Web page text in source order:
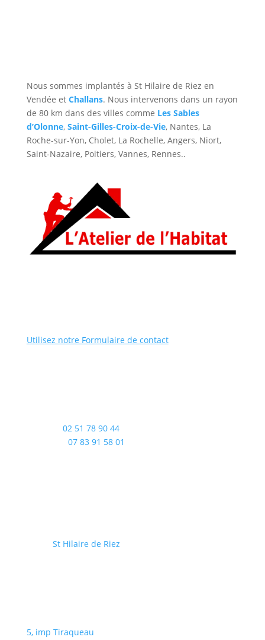
Nous sommes implantés à St Hilaire de Riez en
Vendée et Challans. Nous intervenons dans un rayon
de 80 km dans des villes comme Les Sables
d’Olonne, Saint-Gilles-Croix-de-Vie, Nantes, La
Roche-sur-Yon, Cholet, La Rochelle, Angers, Niort,
Saint-Nazaire, Poitiers, Vannes, Rennes..
Utilisez notre Formulaire de contact
02 51 78 90 44
07 83 91 58 01
St Hilaire de Riez
5, imp Tiraqueau